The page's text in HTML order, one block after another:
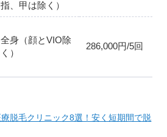
指、甲は除く）
全身（顔とVIO除
く）
286,000円/5回
脱毛クリニック8選！安く短期間で脱